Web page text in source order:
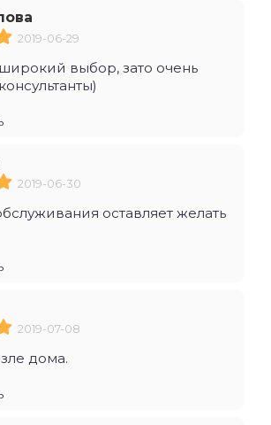
2019-06-29
выбор, зато очень
2019-06-30
оставляет желать
2019-07-08
дома.